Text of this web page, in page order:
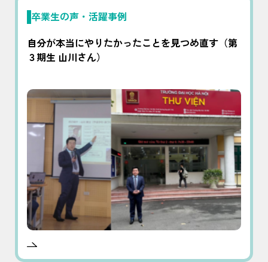
卒業生の声・活躍事例
自分が本当にやりたかったことを見つめ直す（第
３期生 山川さん）